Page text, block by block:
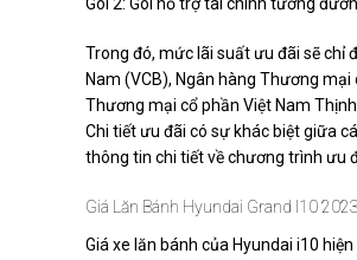
Gói 2: Gói hỗ trợ tài chính tương
Trong đó, mức lãi suất ưu đãi sẽ chỉ
Nam (VCB), Ngân hàng Thương
Thương mại cổ phần Việt Nam
Chi tiết ưu đãi có sự khác biệt giữa
thông tin chi tiết về chương trình ưu
Giá Lăn Bánh Hyundai Grand I10 2023
Giá xe lăn bánh của Hyundai i10